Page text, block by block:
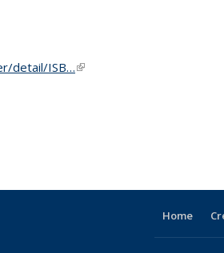
detail/ISB…(link is external)
Home